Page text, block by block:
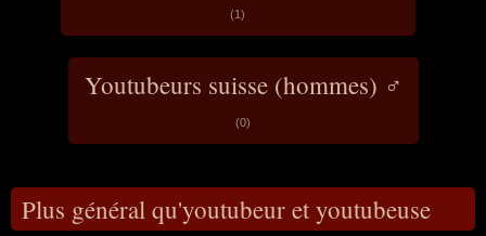
(1)
Youtubeurs suisse (hommes) ♂
(0)
Plus général qu'youtubeur et youtubeuse